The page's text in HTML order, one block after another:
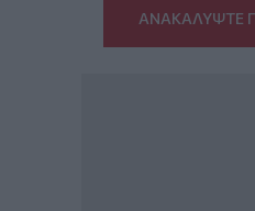
ΑΝΑΚΑΛΥΨΤΕ